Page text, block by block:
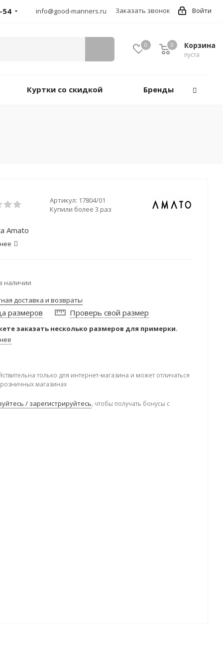
Войти
54 info@good-manners.ru Заказать звонок
0 Корзина
пуста
0
Куртки со скидкой Бренды
Артикул: 17804/01
Купили более 3 раз
Amato
наличии
доставка и возвраты
размеров Проверь свой размер
заказать несколько размеров для примерки.
только для интернет-магазина и может отличаться
розничных магазинах
/ зарегистрируйтесь, чтобы получать бонусы с